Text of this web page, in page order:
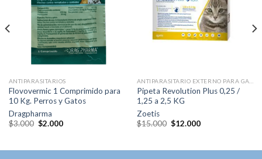
Agregar
a la lista
de
deseos
ANTIPARASITARIOS
Flovovermic 1 Comprimido para
10 Kg. Perros y Gatos
Dragpharma
$3.000 El
$3.000.
$2.000El
$2.000.
Agregar
a la lista
deseos
ANTIPARASITARIO EXTERNO PARA GATOS
Pipeta Revolution Plus 0,25 /
1,25 a 2,5 KG
Zoetis
$15.000 El
$15.000.
$12.000El
$12.000.